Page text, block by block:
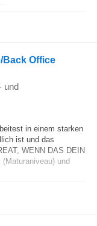
Back Office
und
in einem starken
ist und das
WENN DAS DEIN
(Maturaniveau) und